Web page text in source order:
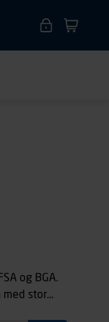
og BGA.
med stor